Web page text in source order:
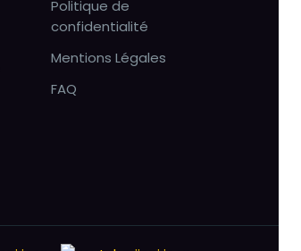
Politique de
confidentialité
Mentions Légales
FAQ